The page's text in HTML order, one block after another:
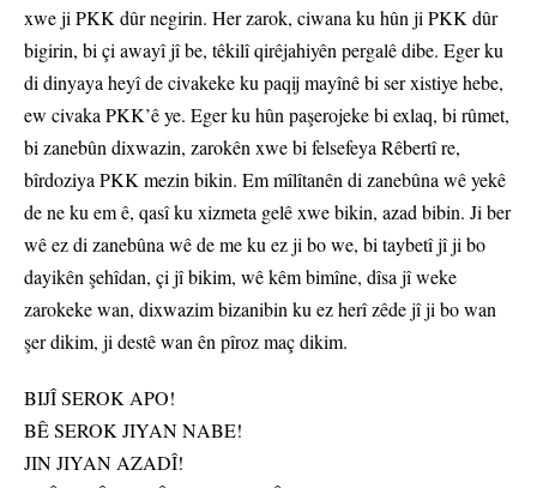
xwe ji PKK dûr negirin. Her zarok, ciwana ku hûn ji PKK dûr
bigirin, bi çi awayî jî be, têkilî qirêjahiyên pergalê dibe. Eger ku
di dinyaya heyî de civakeke ku paqij mayînê bi ser xistiye hebe,
ew civaka PKK’ê ye. Eger ku hûn paşerojeke bi exlaq, bi rûmet,
bi zanebûn dixwazin, zarokên xwe bi felsefeya Rêbertî re,
bîrdoziya PKK mezin bikin. Em mîlîtanên di zanebûna wê yekê
de ne ku em ê, qasî ku xizmeta gelê xwe bikin, azad bibin. Ji ber
wê ez di zanebûna wê de me ku ez ji bo we, bi taybetî jî ji bo
dayikên şehîdan, çi jî bikim, wê kêm bimîne, dîsa jî weke
zarokeke wan, dixwazim bizanibin ku ez herî zêde jî ji bo wan
şer dikim, ji destê wan ên pîroz maç dikim.
BIJÎ SEROK APO!
BÊ SEROK JIYAN NABE!
JIN JIYAN AZADÎ!